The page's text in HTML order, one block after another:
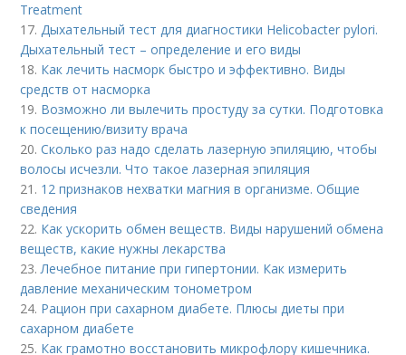
Treatment
17.Дыхательный тест для диагностики Helicobacter pylori.
Дыхательный тест – определение и его виды
18. Как лечить насморк быстро и эффективно. Виды
средств от насморка
19. Возможно ли вылечить простуду за сутки. Подготовка
к посещению/визиту врача
20.Сколько раз надо сделать лазерную эпиляцию, чтобы
волосы исчезли. Что такое лазерная эпиляция
21. 12 признаков нехватки магния в организме. Общие
сведения
22. Как ускорить обмен веществ. Виды нарушений обмена
веществ, какие нужны лекарства
23.Лечебное питание при гипертонии. Как измерить
давление механическим тонометром
24. Рацион при сахарном диабете. Плюсы диеты при
сахарном диабете
25. Как грамотно восстановить микрофлору кишечника.